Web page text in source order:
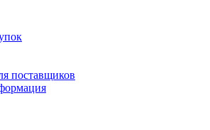
поставщиков